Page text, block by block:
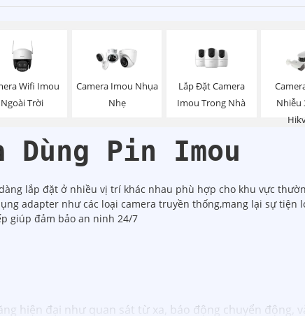
Wifi Imou
Ngoài Trời
Camera Imou Nhụa
Nhẹ
Lắp Đặt Camera
Imou Trong Nhà
Nhiễu
Dùng Pin Imou
lắp đặt ở nhiều vị trí khác nhau phù hợp cho khu vực
adapter như các loại camera truyền thống,mang lại sự tiện
giúp đảm bảo an ninh 24/7
hiện đại như quan sát từ xa, báo động chuyển động,